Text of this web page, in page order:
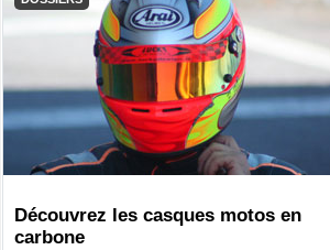
Découvrez les casques motos en
carbone